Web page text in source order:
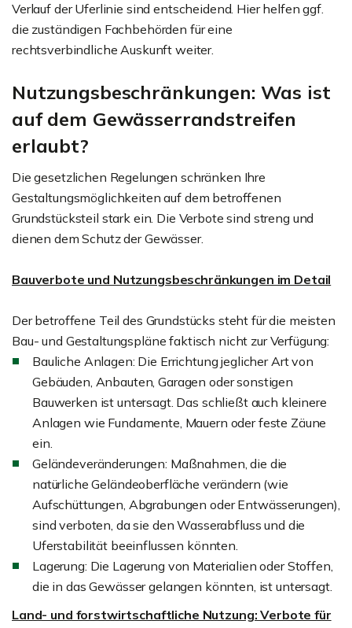
Verlauf der Uferlinie sind entscheidend. Hier helfen ggf.
die zuständigen Fachbehörden für eine
rechtsverbindliche Auskunft weiter.
Nutzungsbeschränkungen: Was ist
auf dem Gewässerrandstreifen
erlaubt?
Die gesetzlichen Regelungen schränken Ihre
Gestaltungsmöglichkeiten auf dem betroffenen
Grundstücksteil stark ein. Die Verbote sind streng und
dienen dem Schutz der Gewässer.
Bauverbote und Nutzungsbeschränkungen im Detail
Der betroffene Teil des Grundstücks steht für die meisten
Bau- und Gestaltungspläne faktisch nicht zur Verfügung:
Bauliche Anlagen: Die Errichtung jeglicher Art von
Gebäuden, Anbauten, Garagen oder sonstigen
Bauwerken ist untersagt. Das schließt auch kleinere
Anlagen wie Fundamente, Mauern oder feste Zäune
ein.
Geländeveränderungen: Maßnahmen, die die
natürliche Geländeoberfläche verändern (wie
Aufschüttungen, Abgrabungen oder Entwässerungen),
sind verboten, da sie den Wasserabfluss und die
Uferstabilität beeinflussen könnten.
Lagerung: Die Lagerung von Materialien oder Stoffen,
die in das Gewässer gelangen könnten, ist untersagt.
Land- und forstwirtschaftliche Nutzung: Verbote für